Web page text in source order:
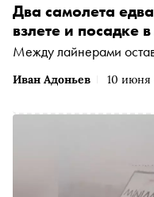
Иван Адоньев 10 июня
Два самолета
взлете и посадке
Между лайнерами